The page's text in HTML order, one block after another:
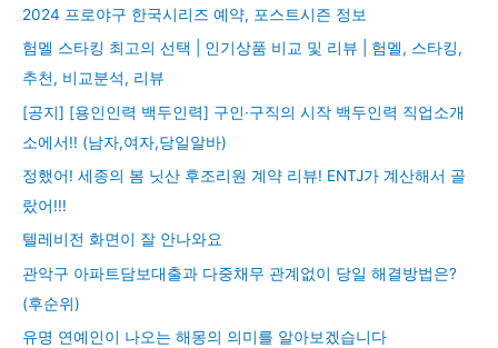
2024 프로야구 한국시리즈 예약, 포스트시즌 정보
험멜 스타킹 최고의 선택 | 인기상품 비교 및 리뷰 | 험멜, 스타킹,
추천, 비교분석, 리뷰
[공지] [용인인력 백두인력] 구인·구직의 시작 백두인력 직업소개
소에서!! (남자,여자,당일알바)
정했어! 세종의 봄 닛산 후조리원 계약 리뷰! ENTJ가 계산해서 골
랐어!!!
텔레비전 화면이 잘 안나와요
관악구 아파트담보대출과 다중채무 관계없이 당일 해결방법은?
(후순위)
유명 연예인이 나오는 해몽의 의미를 알아보겠습니다